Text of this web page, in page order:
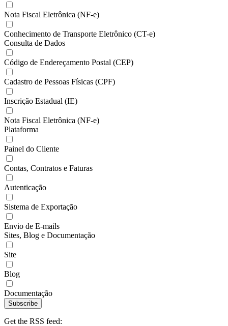
Nota Fiscal Eletrônica (NF-e)
Conhecimento de Transporte Eletrônico (CT-e)
Consulta de Dados
Código de Endereçamento Postal (CEP)
Cadastro de Pessoas Físicas (CPF)
Inscrição Estadual (IE)
Nota Fiscal Eletrônica (NF-e)
Plataforma
Painel do Cliente
Contas, Contratos e Faturas
Autenticação
Sistema de Exportação
Envio de E-mails
Sites, Blog e Documentação
Site
Blog
Documentação
Subscribe
Get the RSS feed: